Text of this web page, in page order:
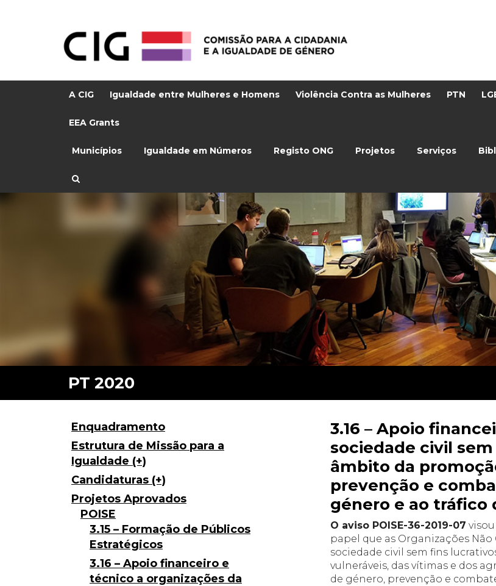
A CIG Igualdade entre Mulheres e Homens Violência Contra as Mulheres PTN
EEA Grants
Municípios Igualdade em Números Registo ONG Projetos Serviços
3.16 – Apoio
sociedade civil
âmbito da
prevenção e
género e ao tráfico
O aviso POISE-36-2019-07
papel que as Organizações
sociedade civil sem fins
vulneráveis, das vítimas e dos
de género, prevenção e
Enquadramento
Estrutura de Missão para a
Igualdade (+)
Candidaturas (+)
Projetos Aprovados
POISE
3.15 – Formação de Públicos
Estratégicos
3.16 – Apoio financeiro e
técnico a organizações da